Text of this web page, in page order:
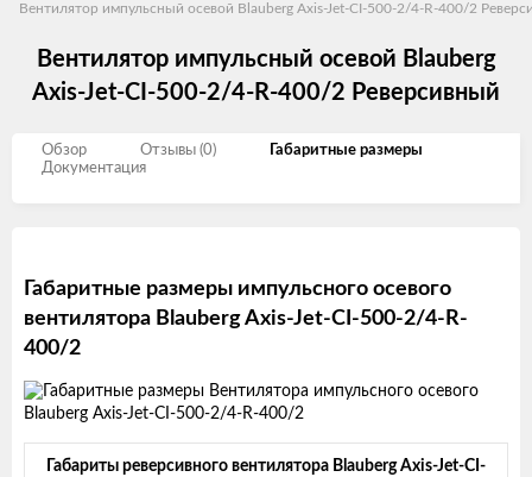
Вентилятор импульсный осевой Blauberg Axis-Jet-CI-500-2/4-R-400/2
Вентилятор импульсный осевой Blauberg
Axis-Jet-CI-500-2/4-R-400/2 Реверсивный
Обзор Отзывы (0)
Габаритные размеры
Документация
Габаритные размеры импульсного осевого
вентилятора Blauberg Axis-Jet-CI-500-2/4-R-
400/2
Габариты реверсивного вентилятора Blauberg Axis-Jet-CI-